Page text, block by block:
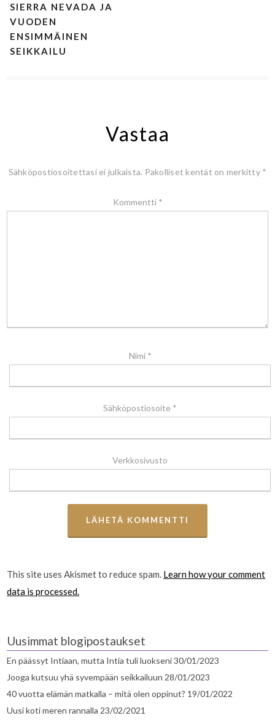
SIERRA NEVADA JA
VUODEN
ENSIMMÄINEN
SEIKKAILU
Vastaa
Sähköpostiosoitettasi ei julkaista. Pakolliset kentät on merkitty *
Kommentti *
Nimi *
Sähköpostiosoite *
Verkkosivusto
This site uses Akismet to reduce spam. Learn how your comment
data is processed.
Uusimmat blogipostaukset
En päässyt Intiaan, mutta Intia tuli luokseni30/01/2023
Jooga kutsuu yhä syvempään seikkailuun 28/01/2023
40 vuotta elämän matkalla – mitä olen oppinut? 19/01/2022
Uusi koti meren rannalla 23/02/2021